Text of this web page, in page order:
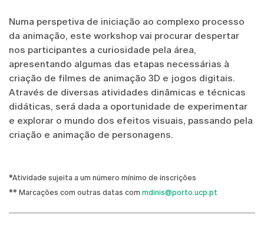
Numa perspetiva de iniciação ao complexo processo
da animação, este workshop vai procurar despertar
nos participantes a curiosidade pela área,
apresentando algumas das etapas necessárias à
criação de filmes de animação 3D e jogos digitais.
Através de diversas atividades dinâmicas e técnicas
didáticas, será dada a oportunidade de experimentar
e explorar o mundo dos efeitos visuais, passando pela
criação e animação de personagens.
*Atividade sujeita a um número mínimo de inscrições
** Marcações com outras datas com mdinis@porto.ucp.pt